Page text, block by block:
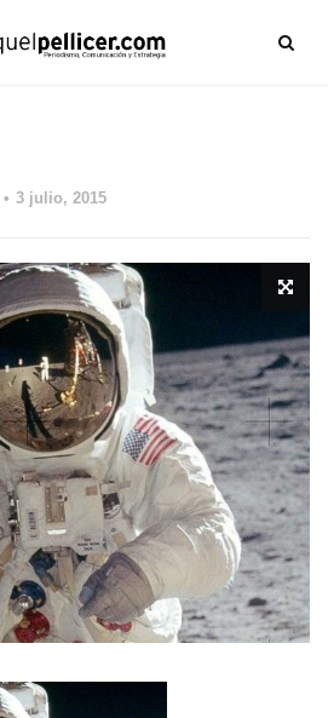
3 julio, 2015